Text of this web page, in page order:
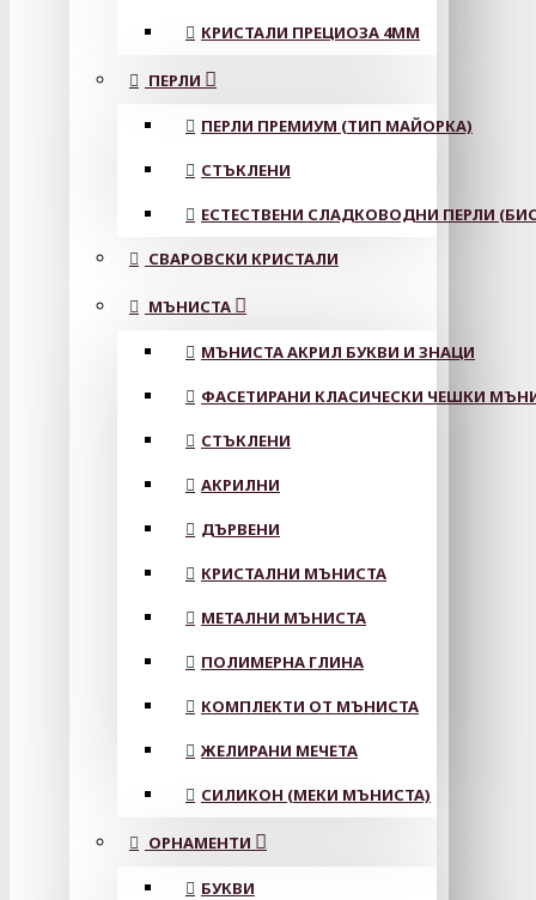
КРИСТАЛИ ПРЕЦИОЗА 4ММ
ПЕРЛИ
ПЕРЛИ ПРЕМИУМ (ТИП МАЙОРКА)
СТЪКЛЕНИ
ЕСТЕСТВЕНИ СЛАДКОВОДНИ ПЕРЛИ
СВАРОВСКИ КРИСТАЛИ
МЪНИСТА
МЪНИСТА АКРИЛ БУКВИ И ЗНАЦИ
ФАСЕТИРАНИ КЛАСИЧЕСКИ ЧЕШКИ
СТЪКЛЕНИ
АКРИЛНИ
ДЪРВЕНИ
КРИСТАЛНИ МЪНИСТА
МЕТАЛНИ МЪНИСТА
ПОЛИМЕРНА ГЛИНА
КОМПЛЕКТИ ОТ МЪНИСТА
ЖЕЛИРАНИ МЕЧЕТА
СИЛИКОН (МЕКИ МЪНИСТА)
ОРНАМЕНТИ
БУКВИ